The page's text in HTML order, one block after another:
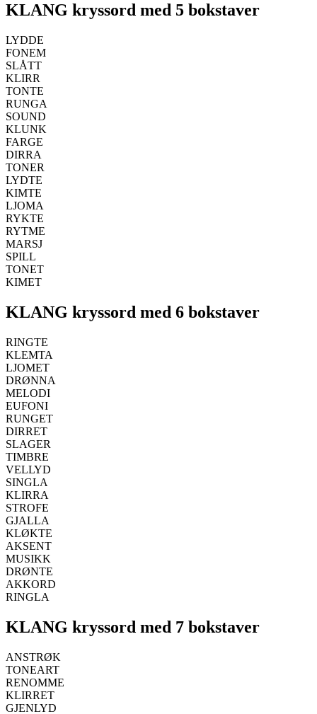
KLANG kryssord med 5 bokstaver
LYDDE
FONEM
SLÅTT
KLIRR
TONTE
RUNGA
SOUND
KLUNK
FARGE
DIRRA
TONER
LYDTE
KIMTE
LJOMA
RYKTE
RYTME
MARSJ
SPILL
TONET
KIMET
KLANG kryssord med 6 bokstaver
RINGTE
KLEMTA
LJOMET
DRØNNA
MELODI
EUFONI
RUNGET
DIRRET
SLAGER
TIMBRE
VELLYD
SINGLA
KLIRRA
STROFE
GJALLA
KLØKTE
AKSENT
MUSIKK
DRØNTE
AKKORD
RINGLA
KLANG kryssord med 7 bokstaver
ANSTRØK
TONEART
RENOMME
KLIRRET
GJENLYD